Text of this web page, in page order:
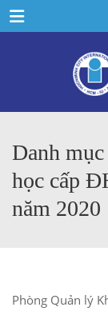
Menu
Danh
học cấp
năm 2020
Phòng Quản lý